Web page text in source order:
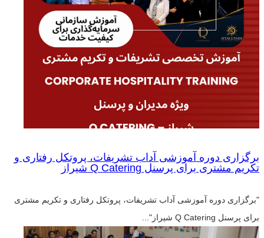
برگزاری دوره آموزشی آداب تشریفات، پروتکل رفتاری و
تکریم مشتری برای پرسنل Q Catering شیراز
"برگزاری دوره آموزشی آداب تشریفات، پروتکل رفتاری و تکریم مشتری
برای پرسنل Q Catering شیراز"...